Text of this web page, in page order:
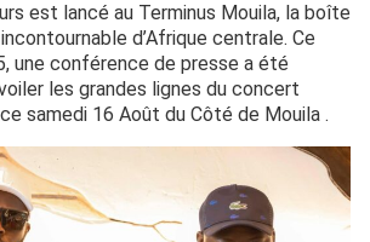
est lancé au Terminus Mouila, la boîte
d’Afrique centrale. Ce
une conférence de presse a été
les grandes lignes du concert
samedi 16 Août du Côté de Mouila .